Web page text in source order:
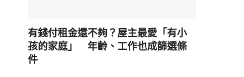
有錢付租金還不夠？屋主最愛「有小
孩的家庭」 年齡、工作也成篩選條
件